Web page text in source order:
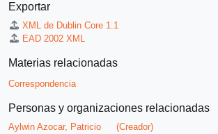
Exportar
XML de Dublin Core 1.1
EAD 2002 XML
Materias relacionadas
Correspondencia
Personas y organizaciones relacionadas
Aylwin Azocar, Patricio
(Creador)